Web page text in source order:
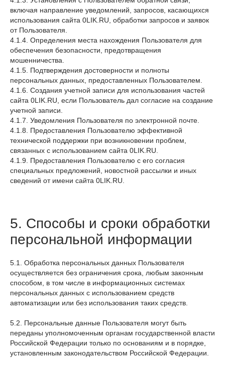
включая направление уведомлений, запросов, касающихся
использования сайта 0LIK.RU, обработки запросов и заявок
от Пользователя.
4.1.4. Определения места нахождения Пользователя для
обеспечения безопасности, предотвращения
мошенничества.
4.1.5. Подтверждения достоверности и полноты
персональных данных, предоставленных Пользователем.
4.1.6. Создания учетной записи для использования частей
сайта 0LIK.RU, если Пользователь дал согласие на создание
учетной записи.
4.1.7. Уведомления Пользователя по электронной почте.
4.1.8. Предоставления Пользователю эффективной
технической поддержки при возникновении проблем,
связанных с использованием сайта 0LIK.RU.
4.1.9. Предоставления Пользователю с его согласия
специальных предложений, новостной рассылки и иных
сведений от имени сайта 0LIK.RU.
5. Способы и сроки обработки
персональной информации
5.1. Обработка персональных данных Пользователя
осуществляется без ограничения срока, любым законным
способом, в том числе в информационных системах
персональных данных с использованием средств
автоматизации или без использования таких средств.
5.2. Персональные данные Пользователя могут быть
переданы уполномоченным органам государственной власти
Российской Федерации только по основаниям и в порядке,
установленным законодательством Российской Федерации.